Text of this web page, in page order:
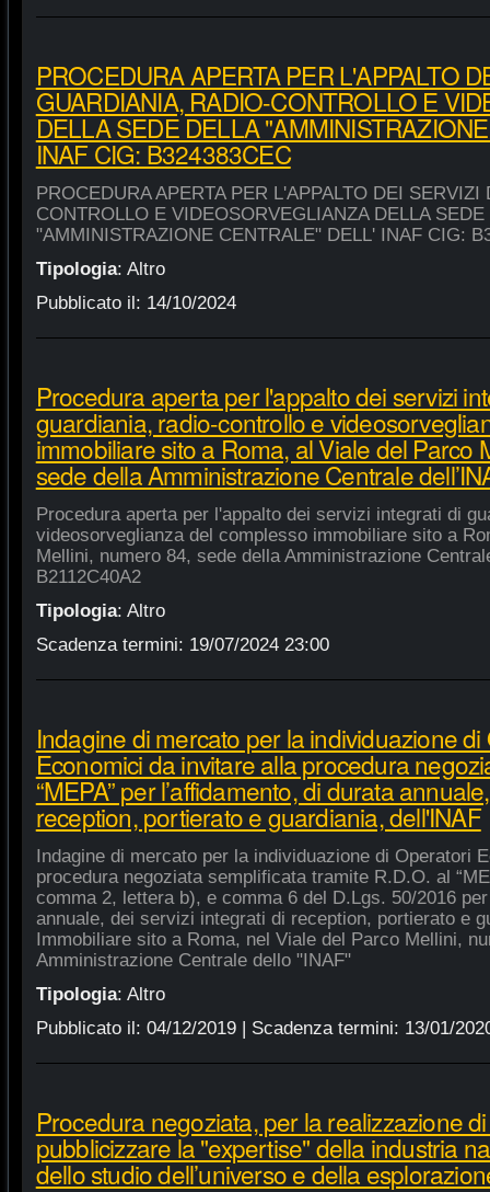
PROCEDURA APERTA PER L'APPALTO
GUARDIANIA, RADIO-CONTROLLO E
DELLA SEDE DELLA
INAF CIG: B324383CEC
PROCEDURA APERTA PER L'APPALTO DEI
CONTROLLO E VIDEOSORVEGLIANZA DELLA SEDE
"AMMINISTRAZIONE CENTRALE" DELL' INAF CIG:
Tipologia: Altro
Pubblicato il: 14/10/2024
Procedura aperta per l'appalto dei servizi
guardiania, radio-controllo e
immobiliare sito a Roma, al Viale del Parco
sede della Amministrazione Centrale
Procedura aperta per l'appalto dei servizi integrati di
videosorveglianza del complesso immobiliare sito a
Mellini, numero 84, sede della Amministrazione
B2112C40A2
Tipologia: Altro
Scadenza termini: 19/07/2024 23:00
Indagine di mercato per la individuazione
Economici da invitare alla procedura
“MEPA” per l’affidamento, di durata
reception, portierato e guardiania, dell'INAF
Indagine di mercato per la individuazione di Operatori
procedura negoziata semplificata tramite R.D.O. al
comma 2, lettera b), e comma 6 del D.Lgs. 50/2016
annuale, dei servizi integrati di reception, portierato e
Immobiliare sito a Roma, nel Viale del Parco Mellini,
Amministrazione Centrale dello "INAF"
Tipologia: Altro
Pubblicato il: 04/12/2019| Scadenza termini: 13/01/
Procedura negoziata, per la realizzazione
pubblicizzare la "expertise" della industria
dello studio dell’universo e della